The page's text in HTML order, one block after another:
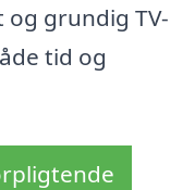
grundig TV-
tid og